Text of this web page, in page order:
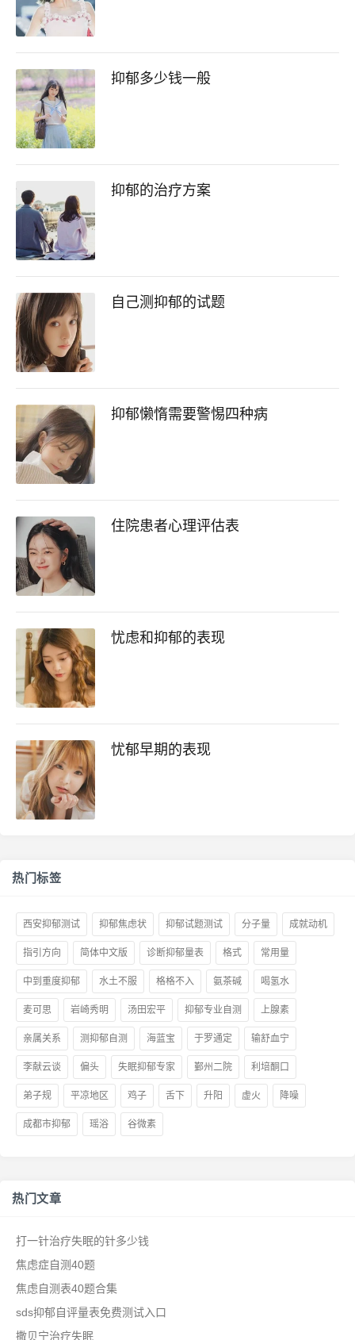
抑郁多少钱一般
抑郁的治疗方案
自己测抑郁的试题
抑郁懒惰需要警惕四种病
住院患者心理评估表
忧虑和抑郁的表现
忧郁早期的表现
热门标签
西安抑郁测试 抑郁焦虑状 抑郁试题测试 分子量 成就动机
指引方向 简体中文版 诊断抑郁量表 格式 常用量
中到重度抑郁 水土不服 格格不入 氨茶碱 喝氢水
麦可思 岩崎秀明 汤田宏平 抑郁专业自测 上腺素
亲属关系 测抑郁自测 海蓝宝 于罗通定 输舒血宁
李献云谈 偏头 失眠抑郁专家 鄞州二院 利培酮口
弟子规 平凉地区 鸡子 舌下 升阳 虚火 降噪
成都市抑郁 瑶浴 谷微素
热门文章
打一针治疗失眠的针多少钱
焦虑症自测40题
焦虑自测表40题合集
sds抑郁自评量表免费测试入口
撒贝宁治疗失眠